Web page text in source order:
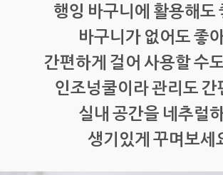
행잉 바구니에 활용해도
바구니가 없어도 좋
간편하게 걸어 사용할 수
인조넝쿨이라 관리도 간
실내 공간을 네추럴
생기있게 꾸며보세